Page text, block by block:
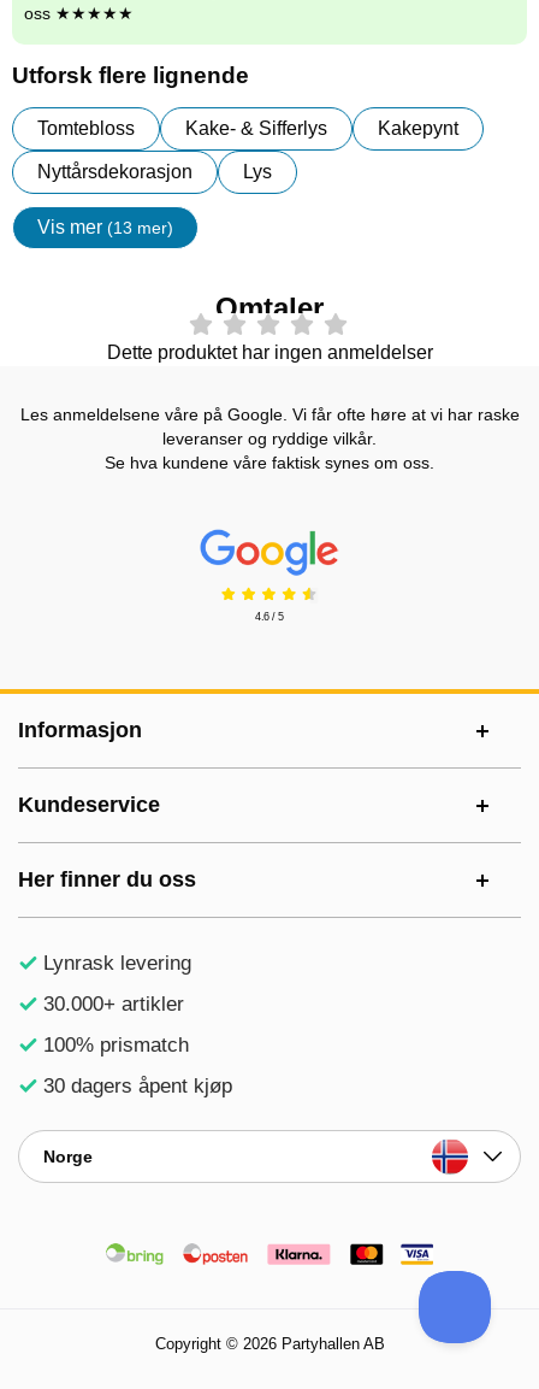
oss ★★★★★
Utforsk flere lignende
Tomtebloss Kake- & Sifferlys Kakepynt
Nyttårsdekorasjon Lys
Vis mer (13 mer)
egenskaper
Omtaler
Dette produktet har ingen anmeldelser
Les anmeldelsene våre på Google. Vi får ofte høre at vi har raske
leveranser og ryddige vilkår.
Se hva kundene våre faktisk synes om oss.
Prisjakt Vurdering: 4.6 Stjerne
4.6 / 5
Informasjon
Kundeservice
Her finner du oss
Lynrask levering
30.000+ artikler
100% prismatch
30 dagers åpent kjøp
Norge
Copyright © 2026 Partyhallen AB